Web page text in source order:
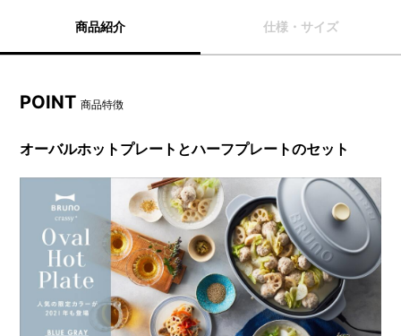
商品紹介 仕様・サイズ
POINT商品特徴
オーバルホットプレートとハーフプレートのセット